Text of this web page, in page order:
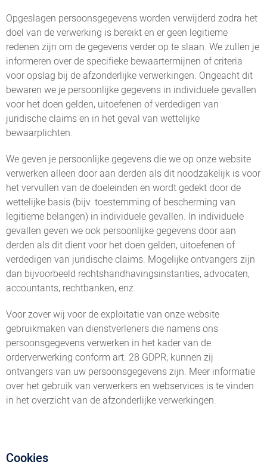
Opgeslagen persoonsgegevens worden verwijderd zodra het
doel van de verwerking is bereikt en er geen legitieme
redenen zijn om de gegevens verder op te slaan. We zullen je
informeren over de specifieke bewaartermijnen of criteria
voor opslag bij de afzonderlijke verwerkingen. Ongeacht dit
bewaren we je persoonlijke gegevens in individuele gevallen
voor het doen gelden, uitoefenen of verdedigen van
juridische claims en in het geval van wettelijke
bewaarplichten.
We geven je persoonlijke gegevens die we op onze website
verwerken alleen door aan derden als dit noodzakelijk is voor
het vervullen van de doeleinden en wordt gedekt door de
wettelijke basis (bijv. toestemming of bescherming van
legitieme belangen) in individuele gevallen. In individuele
gevallen geven we ook persoonlijke gegevens door aan
derden als dit dient voor het doen gelden, uitoefenen of
verdedigen van juridische claims. Mogelijke ontvangers zijn
dan bijvoorbeeld rechtshandhavingsinstanties, advocaten,
accountants, rechtbanken, enz.
Voor zover wij voor de exploitatie van onze website
gebruikmaken van dienstverleners die namens ons
persoonsgegevens verwerken in het kader van de
orderverwerking conform art. 28 GDPR, kunnen zij
ontvangers van uw persoonsgegevens zijn. Meer informatie
over het gebruik van verwerkers en webservices is te vinden
in het overzicht van de afzonderlijke verwerkingen.
Cookies